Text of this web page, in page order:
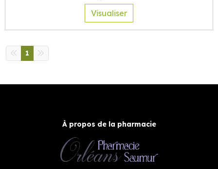
Visualiser
1
À propos de la pharmacie